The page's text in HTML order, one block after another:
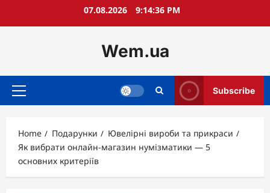
07.08.2026 9:14:38 PM
Wem.ua
Primary
Subscribe
Home Подарунки
Ювелірні вироби та прикраси
Як вибрати онлайн-магазин нумізматики — 5
основних критеріїв